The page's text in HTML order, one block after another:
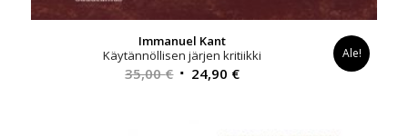
Immanuel Kant
Käytännöllisen järjen kritiikki
35,00€ Alkuperäinen
24,90 €Nykyinen
Ale!